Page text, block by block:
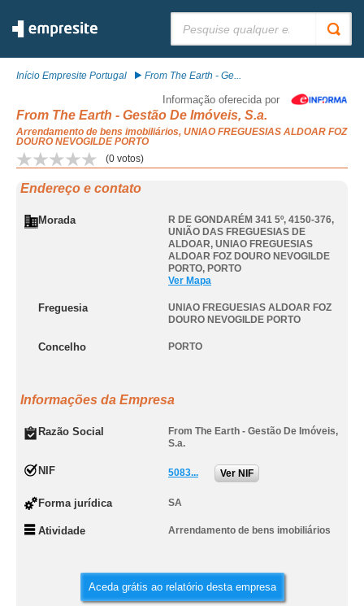
Início Empresite Portugal From The Earth - Ge...
Informação oferecida por
From The Earth - Gestão De Imóveis, S.a.
Arrendamento de bens imobiliários, UNIAO FREGUESIAS ALDOAR FOZ
DOURO NEVOGILDE PORTO
(0 votos)
Endereço e contato
Morada
R DE GONDARÉM 341 5º, 4150-376,
UNIÃO DAS FREGUESIAS DE
ALDOAR, UNIAO FREGUESIAS
ALDOAR FOZ DOURO NEVOGILDE
PORTO, PORTO
Ver Mapa
Freguesia
UNIAO FREGUESIAS ALDOAR FOZ
DOURO NEVOGILDE PORTO
Concelho PORTO
Informações da Empresa
Razão Social
From The Earth - Gestão De Imóveis,
S.a.
NIF 5083... Ver NIF
Forma jurídica SA
Atividade Arrendamento de bens imobiliários
Aceda grátis ao relatório desta empresa